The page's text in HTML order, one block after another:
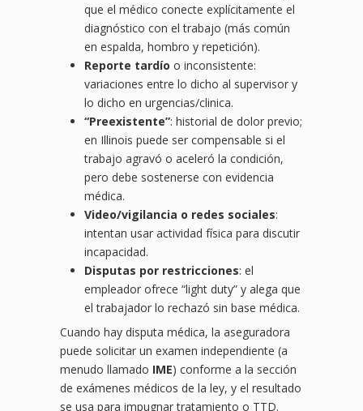
que el médico conecte explícitamente el
diagnóstico con el trabajo (más común
en espalda, hombro y repetición).
Reporte tardío o inconsistente:
variaciones entre lo dicho al supervisor y
lo dicho en urgencias/clinica.
“Preexistente”: historial de dolor previo;
en Illinois puede ser compensable si el
trabajo agravó o aceleró la condición,
pero debe sostenerse con evidencia
médica.
Video/vigilancia o redes sociales:
intentan usar actividad física para discutir
incapacidad.
Disputas por restricciones: el
empleador ofrece “light duty” y alega que
el trabajador lo rechazó sin base médica.
Cuando hay disputa médica, la aseguradora
puede solicitar un examen independiente (a
menudo llamado IME) conforme a la sección
de exámenes médicos de la ley, y el resultado
se usa para impugnar tratamiento o TTD.